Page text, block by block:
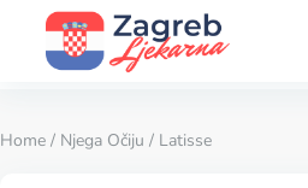
Home / Njega Očiju / Latisse